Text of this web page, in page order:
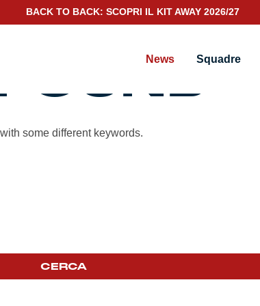
BACK TO BACK: SCOPRI IL KIT AWAY 2026/27
News Squadre
some different keywords.
CERCA